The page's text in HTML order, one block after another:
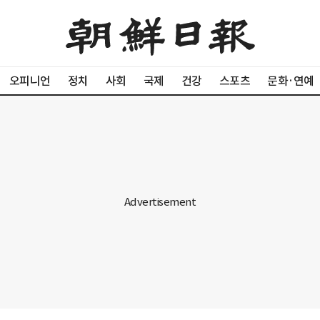
오피니언 정치 사회 국제 건강 스포츠 문화·연예